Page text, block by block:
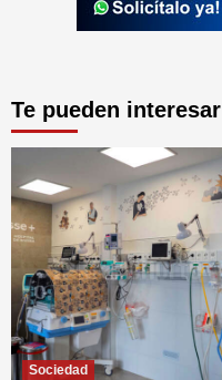
Te pueden interesar
Sociedad